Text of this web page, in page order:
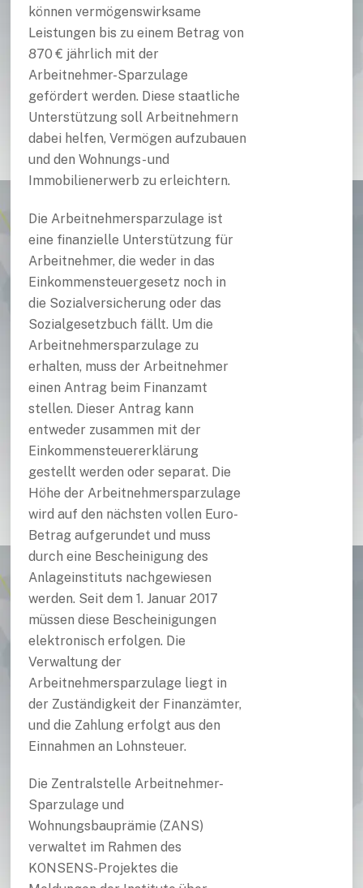
können vermögenswirksame
Leistungen bis zu einem Betrag von
870 € jährlich mit der
Arbeitnehmer-Sparzulage
gefördert werden. Diese staatliche
Unterstützung soll Arbeitnehmern
dabei helfen, Vermögen aufzubauen
und den Wohnungs- und
Immobilienerwerb zu erleichtern.
Die Arbeitnehmersparzulage ist
eine finanzielle Unterstützung für
Arbeitnehmer, die weder in das
Einkommensteuergesetz noch in
die Sozialversicherung oder das
Sozialgesetzbuch fällt. Um die
Arbeitnehmersparzulage zu
erhalten, muss der Arbeitnehmer
einen Antrag beim Finanzamt
stellen. Dieser Antrag kann
entweder zusammen mit der
Einkommensteuererklärung
gestellt werden oder separat. Die
Höhe der Arbeitnehmersparzulage
wird auf den nächsten vollen Euro-
Betrag aufgerundet und muss
durch eine Bescheinigung des
Anlageinstituts nachgewiesen
werden. Seit dem 1. Januar 2017
müssen diese Bescheinigungen
elektronisch erfolgen. Die
Verwaltung der
Arbeitnehmersparzulage liegt in
der Zuständigkeit der Finanzämter,
und die Zahlung erfolgt aus den
Einnahmen an Lohnsteuer.
Die Zentralstelle Arbeitnehmer-
Sparzulage und
Wohnungsbauprämie (ZANS)
verwaltet im Rahmen des
KONSENS-Projektes die